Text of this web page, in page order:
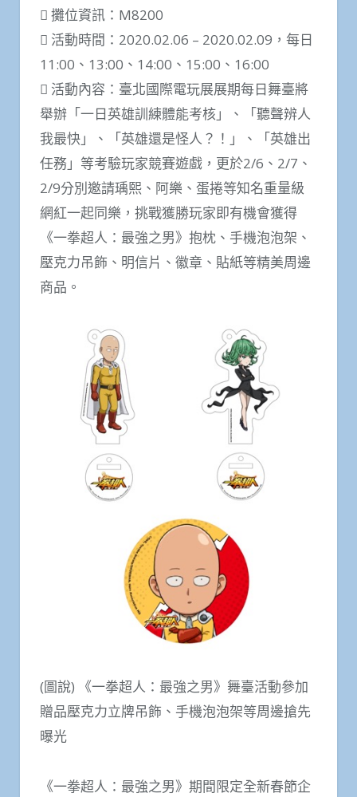
 攤位資訊：M8200
 活動時間：2020.02.06 – 2020.02.09，每日
11:00、13:00、14:00、15:00、16:00
 活動內容：臺北國際電玩展展期每日舞臺將
舉辦「一日英雄訓練體能考核」、「聽聲辨人
我最快」、「英雄還是怪人？！」、「英雄出
任務」等考驗玩家競賽遊戲，更於2/6、2/7、
2/9分別邀請瑀熙、阿樂、蛋捲等知名重量級
網紅一起同樂，挑戰獲勝玩家即有機會獲得
《一拳超人：最強之男》抱枕、手機泡泡架、
壓克力吊飾、明信片、徽章、貼紙等精美周邊
商品。
(圖說) 《一拳超人：最強之男》舞臺活動參加
贈品壓克力立牌吊飾、手機泡泡架等周邊搶先
曝光
《一拳超人：最強之男》期間限定全新春節企